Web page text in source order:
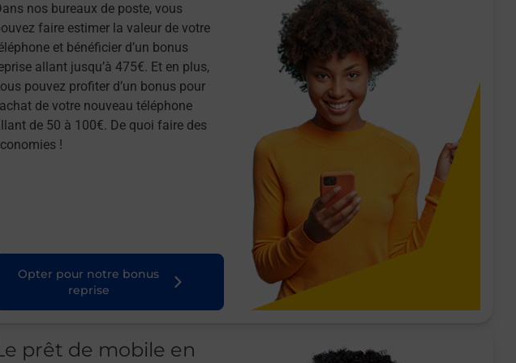
nos bureaux de poste, vous
faire estimer la valeur de votre
et bénéficier d’un bonus
allant jusqu’à 475€. Et en plus,
pouvez profiter d’un bonus pour
de votre nouveau téléphone
de 50 à 100€. De quoi faire des
!
Opter pour notre bonus
reprise
prêt de mobile en